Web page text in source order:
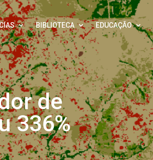
BIBLIOTECA EDUCAÇÃO
de
336%